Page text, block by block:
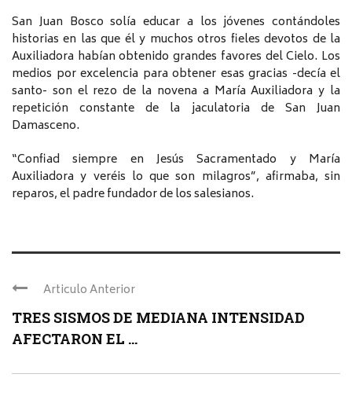
San Juan Bosco solía educar a los jóvenes contándoles
historias en las que él y muchos otros fieles devotos de la
Auxiliadora habían obtenido grandes favores del Cielo. Los
medios por excelencia para obtener esas gracias -decía el
santo- son el rezo de la novena a María Auxiliadora y la
repetición constante de la jaculatoria de San Juan
Damasceno.
“Confiad siempre en Jesús Sacramentado y María
Auxiliadora y veréis lo que son milagros”, afirmaba, sin
reparos, el padre fundador de los salesianos.
Articulo Anterior
TRES SISMOS DE MEDIANA INTENSIDAD
AFECTARON EL ...